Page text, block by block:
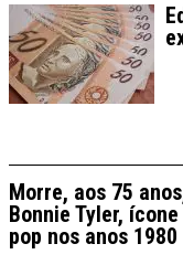
Morre, aos 75
Bonnie Tyler,
pop nos anos 1980